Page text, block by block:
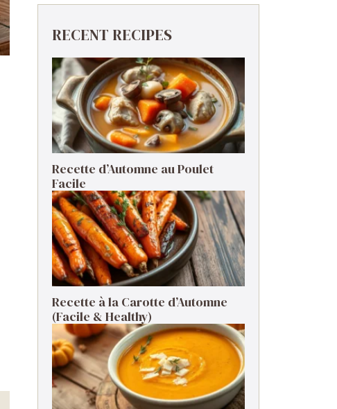
RECENT RECIPES
Recette d’Automne au Poulet
Facile
Recette à la Carotte d’Automne
(Facile & Healthy)